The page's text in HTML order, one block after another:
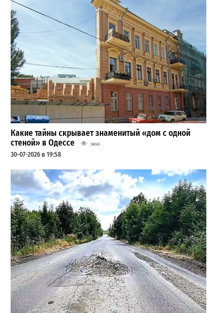
Какие тайны скрывает знаменитый «дом с одной
стеной» в Одессе
34143
30-07-2026 в 19:58